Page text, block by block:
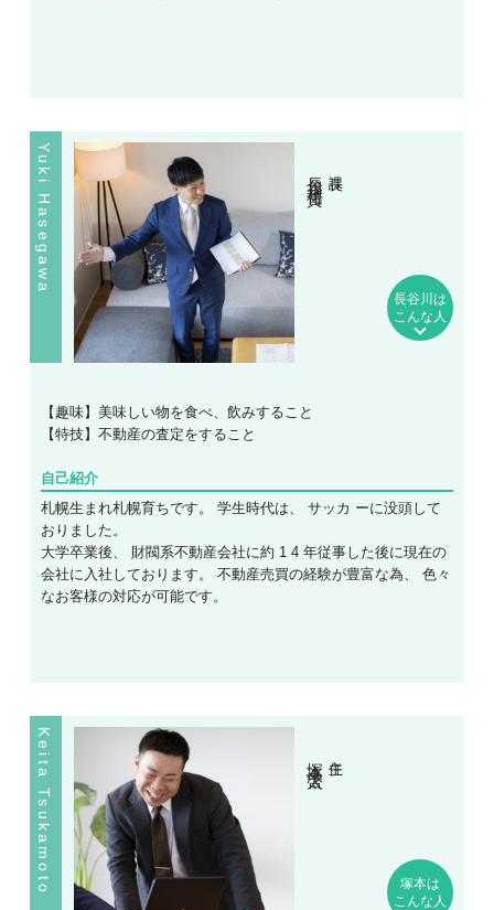
Yuki Hasegawa
長谷川は
こんな人
【趣味】美味しい物を食べ、飲みすること
【特技】不動産の査定をすること
自己紹介
札幌生まれ札幌育ちです。 学生時代は、 サッカ ーに没頭して
おりました。
大学卒業後、 財閥系不動産会社に約 1 4 年従事した後に現在の
会社に入社しております。 不動産売買の経験が豊富な為、 色々
なお客様の対応が可能です。
Keita Tsukamoto
塚本は
こんな人